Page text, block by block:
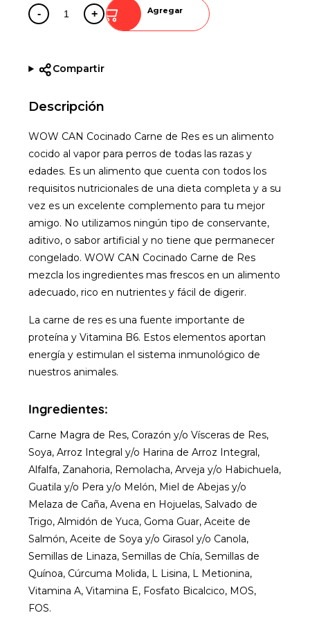
- + Agregar
Compartir
Descripción
WOW CAN Cocinado Carne de Res es un alimento
cocido al vapor para perros de todas las razas y
edades. Es un alimento que cuenta con todos los
requisitos nutricionales de una dieta completa y a su
vez es un excelente complemento para tu mejor
amigo. No utilizamos ningún tipo de conservante,
aditivo, o sabor artificial y no tiene que permanecer
congelado. WOW CAN Cocinado Carne de Res
mezcla los ingredientes mas frescos en un alimento
adecuado, rico en nutrientes y fácil de digerir.
La carne de res es una fuente importante de
proteína y Vitamina B6. Estos elementos aportan
energía y estimulan el sistema inmunológico de
nuestros animales.
Ingredientes:
Carne Magra de Res, Corazón y/o Vísceras de Res,
Soya, Arroz Integral y/o Harina de Arroz Integral,
Alfalfa, Zanahoria, Remolacha, Arveja y/o Habichuela,
Guatila y/o Pera y/o Melón, Miel de Abejas y/o
Melaza de Caña, Avena en Hojuelas, Salvado de
Trigo, Almidón de Yuca, Goma Guar, Aceite de
Salmón, Aceite de Soya y/o Girasol y/o Canola,
Semillas de Linaza, Semillas de Chía, Semillas de
Quínoa, Cúrcuma Molida, L Lisina, L Metionina,
Vitamina A, Vitamina E, Fosfato Bicalcico, MOS,
FOS.